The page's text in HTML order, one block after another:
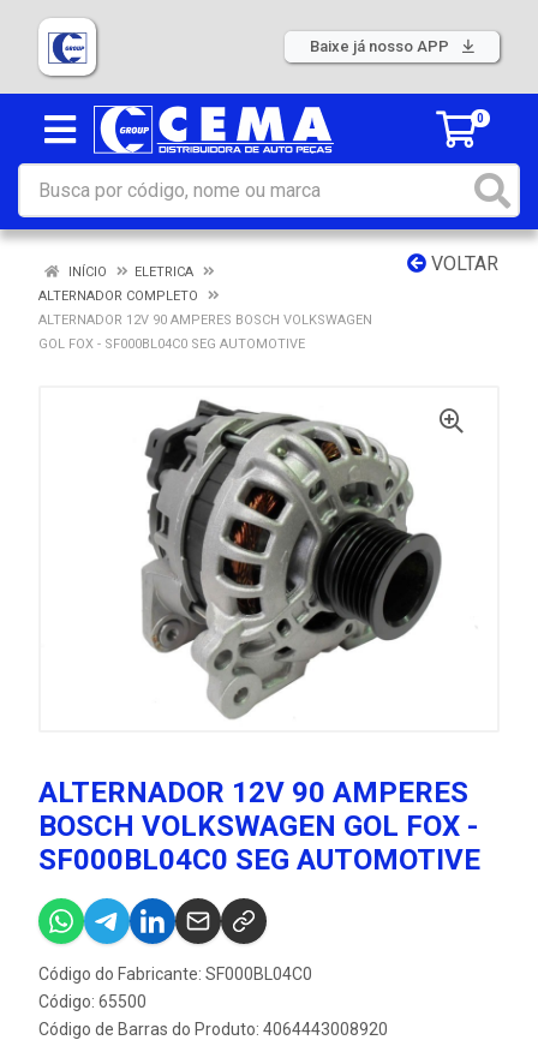
Baixe já nosso APP
0
VOLTAR
INÍCIO
ELETRICA
ALTERNADOR COMPLETO
ALTERNADOR 12V 90 AMPERES BOSCH VOLKSWAGEN
GOL FOX - SF000BL04C0 SEG AUTOMOTIVE
ALTERNADOR 12V 90 AMPERES
BOSCH VOLKSWAGEN GOL FOX -
SF000BL04C0 SEG AUTOMOTIVE
Código do Fabricante: SF000BL04C0
Código: 65500
Código de Barras do Produto: 4064443008920